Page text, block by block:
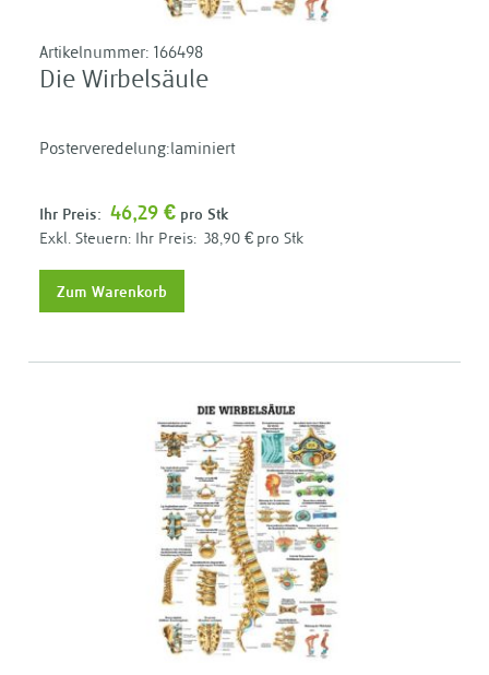
Artikelnummer: 166498
Die Wirbelsäule
Posterveredelung:laminiert
Ihr Preis: 46,29 € pro Stk
Ihr Preis: 38,90 € pro Stk
Zum Warenkorb